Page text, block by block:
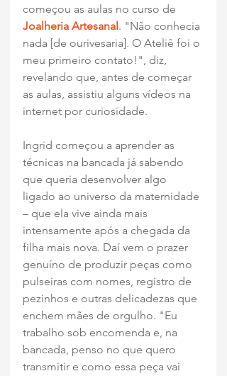
começou as aulas no curso de
Joalheria Artesanal. "Não conhecia
nada [de ourivesaria]. O Ateliê foi o
meu primeiro contato!", diz,
revelando que, antes de começar
as aulas, assistiu alguns vídeos na
internet por curiosidade.
Ingrid começou a aprender as
técnicas na bancada já sabendo
que queria desenvolver algo
ligado ao universo da maternidade
– que ela vive ainda mais
intensamente após a chegada da
filha mais nova. Daí vem o prazer
genuíno de produzir peças como
pulseiras com nomes, registro de
pezinhos e outras delicadezas que
enchem mães de orgulho. "Eu
trabalho sob encomenda e, na
bancada, penso no que quero
transmitir e como essa peça vai